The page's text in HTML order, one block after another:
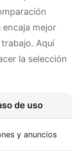
mejor
Aquí
la selección
de uso
y anuncios